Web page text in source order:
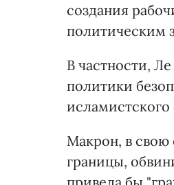
создания
политическим
В частности,
политики
Макрон, в свою
границы,